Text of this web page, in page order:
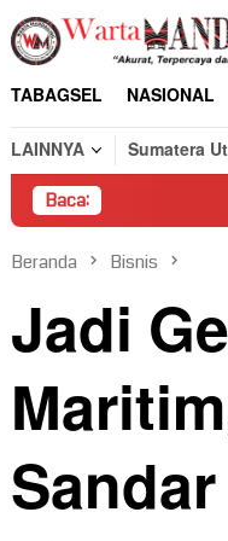
Loncat
konten
TABAGSEL NASIONAL
LAINNYA
Sumatera
Baca:
Beranda Bisnis
Jadi